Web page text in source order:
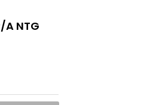
A NTG